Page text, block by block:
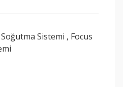
Soğutma Sistemi , Focus